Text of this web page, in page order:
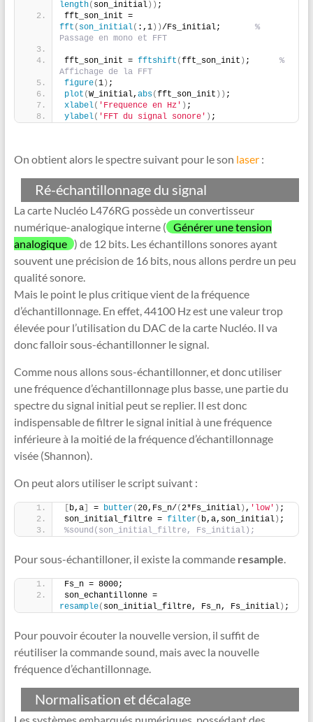
length( son_initial)) ;
fft_son_init =
fft ( son_initial( :,1))/Fs_initial; %
Passage en mono et FFT
fft_son_init = fftshift (fft_son_init ) ; %
Affichage de la FFT
figure(1) ;
plot (W_initial, abs(fft_son_init )) ;
xlabel( 'Frequence en Hz' ) ;
ylabel( 'FFT du signal sonore' ) ;
On obtient alors le spectre suivant pour le son laser:
Ré-échantillonnage du signal
La carte Nucléo L476RG possède un convertisseur
numérique-analogique interne ( Générer une tension
analogique ) de 12 bits. Les échantillons sonores ayant
souvent une précision de 16 bits, nous allons perdre un peu
qualité sonore.
Mais le point le plus critique vient de la fréquence
d’échantillonnage. En effet, 44100 Hz est une valeur trop
élevée pour l’utilisation du DAC de la carte Nucléo. Il va
donc falloir sous-échantillonner le signal.
Comme nous allons sous-échantillonner, et donc utiliser
une fréquence d’échantillonnage plus basse, une partie du
spectre du signal initial peut se replier. Il est donc
indispensable de filtrer le signal initial à une fréquence
inférieure à la moitié de la fréquence d’échantillonnage
visée (Shannon).
On peut alors utiliser le script suivant :
b,a] = butter(20,Fs_n/ (2*Fs_initial) , 'low' ) ;
son_initial_filtre = filter( b,a,son_initial) ;
%sound(son_initial_filtre, Fs_initial);
Pour sous-échantilloner, il existe la commande resample.
Fs_n = 8000;
son_echantillonne =
resample( son_initial_filtre, Fs_n, Fs_initial) ;
Pour pouvoir écouter la nouvelle version, il suffit de
réutiliser la commande sound, mais avec la nouvelle
fréquence d’échantillonnage.
Normalisation et décalage